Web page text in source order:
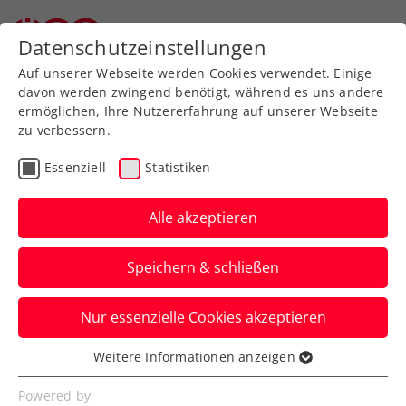
Zurück zur Newsübersicht
Turniere
Viertelfinaleinzug bei
Generali Open Kitzbühel:
Thiem nimmt an Fahrt
auf
Der US-Open-Champion von 2020 lässt
ein ausverkauftes Stadion beim ATP-
Turnier in Tirol aufjubeln.
Datenschutzeinstellungen
Auf unserer Webseite werden Cookies verwendet. Einige
davon werden zwingend benötigt, während es uns andere
ermöglichen, Ihre Nutzererfahrung auf unserer Webseite
zu verbessern.
Essenziell Statistiken
Alle akzeptieren
Speichern & schließen
Nur essenzielle Cookies akzeptieren
Essenziell
Essenzielle Cookies werden für grundlegende
Weitere Informationen anzeigen
Powered by